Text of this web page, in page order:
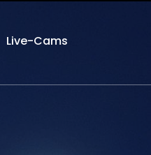
Live-Cams